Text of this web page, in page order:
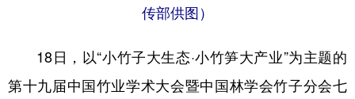
传部供图）
18日，以“小竹子大生态·小竹笋大产业”为主题的
第十九届中国竹业学术大会暨中国林学会竹子分会七